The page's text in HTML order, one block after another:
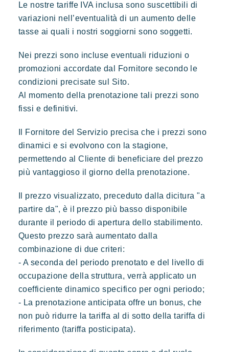
Toison d'or
Elegante Autentico Riservato
Un paradiso selvaggio e colorato
Le nostre tariffe IVA inclusa sono suscettibili di
variazioni nell’eventualità di un aumento delle
tasse ai quali i nostri soggiorni sono soggetti.
Nei prezzi sono incluse eventuali riduzioni o
promozioni accordate dal Fornitore secondo le
condizioni precisate sul Sito.
Al momento della prenotazione tali prezzi sono
fissi e definitivi.
Il Fornitore del Servizio precisa che i prezzi sono
dinamici e si evolvono con la stagione,
permettendo al Cliente di beneficiare del prezzo
più vantaggioso il giorno della prenotazione.
Il prezzo visualizzato, preceduto dalla dicitura "a
partire da", è il prezzo più basso disponibile
durante il periodo di apertura dello stabilimento.
Questo prezzo sarà aumentato dalla
combinazione di due criteri:
- A seconda del periodo prenotato e del livello di
occupazione della struttura, verrà applicato un
coefficiente dinamico specifico per ogni periodo;
- La prenotazione anticipata offre un bonus, che
non può ridurre la tariffa al di sotto della tariffa di
riferimento (tariffa posticipata).